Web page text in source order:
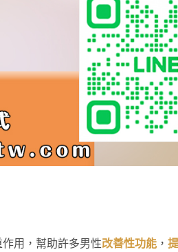
用，幫助許多男性改善性功能，